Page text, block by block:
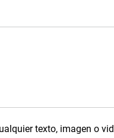
texto, imagen o